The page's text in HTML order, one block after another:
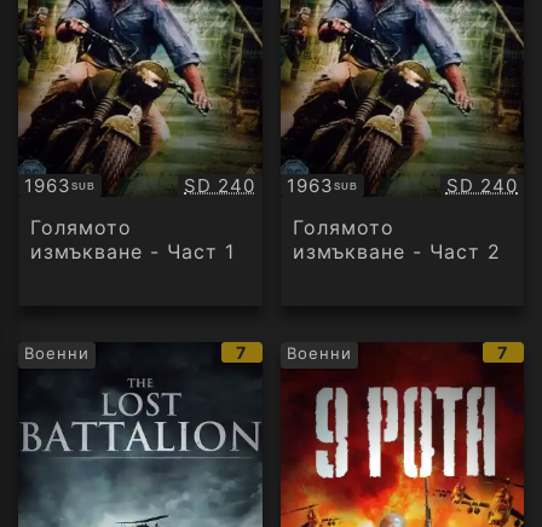
1963SUB
Субтитри Качество:
SD 240
Голямото
измъкване - Част 1
1963SUB
Субтитри SD 240
Голямото
измъкване - Част 2
Военни
IMDb
рейтинг:
7 Военни 7